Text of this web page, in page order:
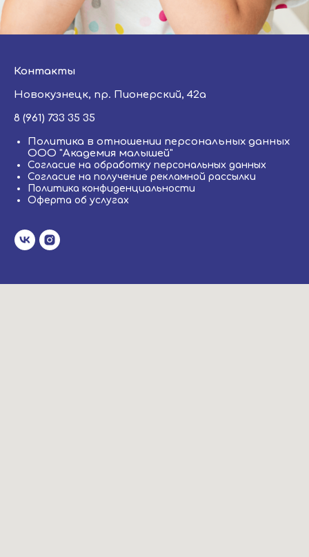
Контакты
Новокузнецк, пр. Пионерский, 42а
8 (961) 733 35 35
Политика в отношении персональных данных
ООО "Академия малышей"
Согласие на обработку персональных данных
Согласие на получение рекламной рассылки
Политика конфиденциальности
Оферта об услугах